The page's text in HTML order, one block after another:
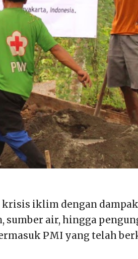
krisis iklim dengan
sumber air, hingga
PMI yang telah